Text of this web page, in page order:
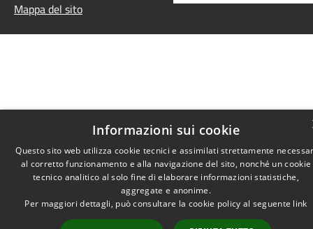
Mappa del sito
Informazioni sui cookie
Questo sito web utilizza cookie tecnici e assimilati strettamente
al corretto funzionamento e alla navigazione del sito, nonché un cookie
tecnico analitico al solo fine di elaborare informazioni statistiche,
aggregate e anonime.
Per maggiori dettagli, può consultare la cookie policy al seguente link